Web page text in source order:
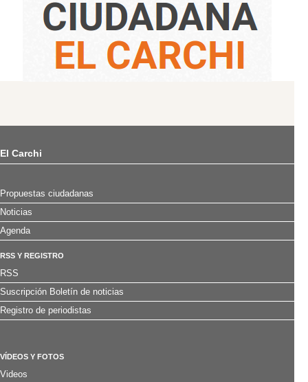
El Carchi
Propuestas ciudadanas
Noticias
Agenda
RSS Y REGISTRO
RSS
Suscripción Boletín de noticias
Registro de periodistas
VÍDEOS Y FOTOS
Videos